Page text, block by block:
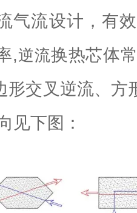
气流设计，有
,逆流换热芯体
形交叉逆流、方
见下图：